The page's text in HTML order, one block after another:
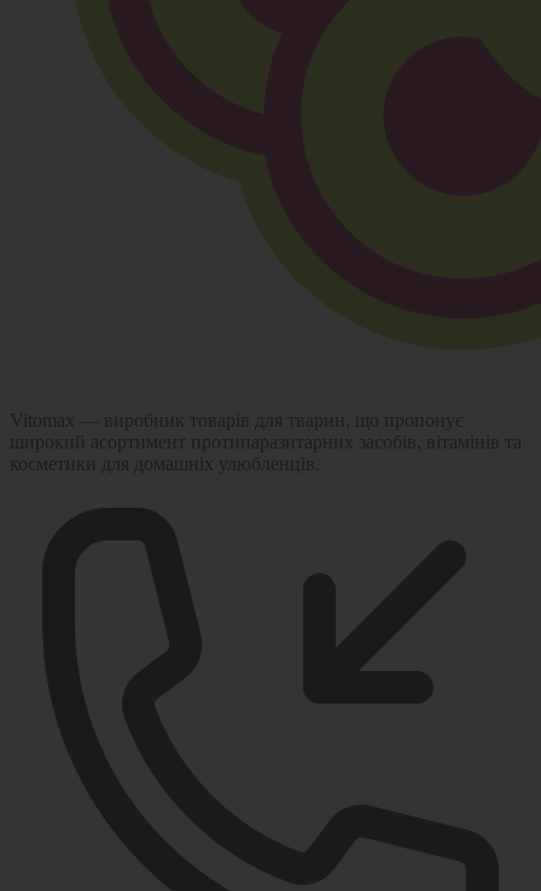
Vitomax — виробник товарів для тварин, що пропонує
широкий асортимент протипаразитарних засобів, вітамінів та
косметики для домашніх улюбленців.